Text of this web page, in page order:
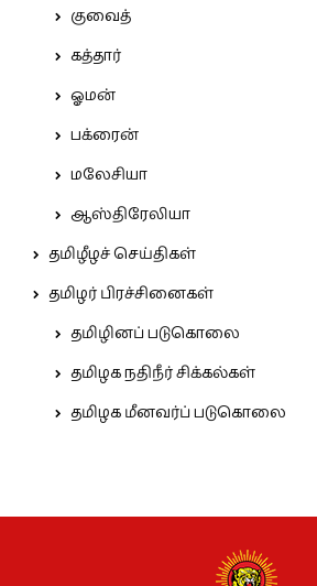
குவைத்
கத்தார்
ஓமன்
பக்ரைன்
மலேசியா
ஆஸ்திரேலியா
தமிழீழச் செய்திகள்
தமிழர் பிரச்சினைகள்
தமிழினப் படுகொலை
தமிழக நதிநீர் சிக்கல்கள்
தமிழக மீனவர்ப் படுகொலை